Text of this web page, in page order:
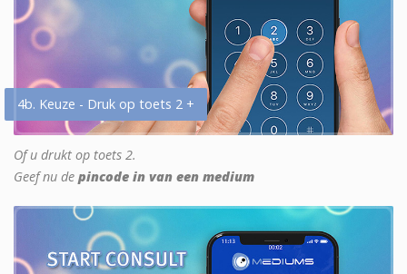
4b. Keuze - Druk op toets 2 +
Of u drukt op toets 2.
Geef nu de pincode in van een medium